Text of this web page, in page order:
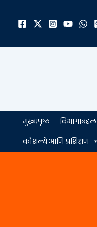
मुख्यपृष्ठ विभागाबद्दल
कौशल्ये आणि प्रशिक्षण